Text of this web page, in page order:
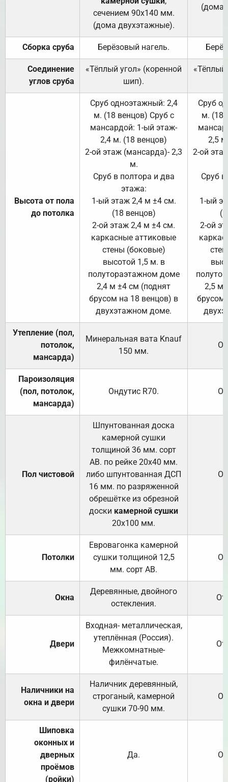
сечением 90х140 мм.
(дома двухэтажные).
(дома
Сборка сруба Берёзовый нагель.
Соединение
углов сруба
«Тёплый угол» (коренной
шип).
«Тёплый
Высота от пола
до потолка
Сруб одноэтажный: 2,4
м. (18 венцов) Сруб с
мансардой: 1-ый этаж-
2,4 м. (18 венцов)
2-ой этаж (мансарда)- 2,3
м.
Сруб в полтора и два
этажа:
1-ый этаж 2,4 м ±4 см.
(18 венцов)
2-ой этаж 2,4 м ±4 см.
каркасные аттиковые
стены (боковые)
высотой 1,5 м. в
полутораэтажном доме
2,4 м ±4 см (поднят
брусом на 18 венцов) в
двухэтажном доме.
Сруб
м. (18
2,5
2-ой
Сруб
1-ый
2-ой
2,5 м
брусом
Утепление (пол,
потолок,
мансарда)
Минеральная вата Knauf
150 мм.
Пароизоляция
(пол, потолок,
мансарда)
Ондутис R70.
Пол чистовой
Шпунтованная доска
камерной сушки
толщиной 36 мм. сорт
АВ. по рейке 20х40 мм.
либо шпунтованная ДСП
16 мм. по разряженной
обрешётке из обрезной
доски камерной сушки
20х100 мм.
Потолки
Евровагонка камерной
сушки толщиной 12,5
мм. сорт АВ.
Окна
Деревянные, двойного
остекления.
Двери
Входная- металлическая,
утеплённая (Россия).
Межкомнатные-
филёнчатые.
Наличники на
окна и двери
Наличник деревянный,
строганый, камерной
сушки 70-90 мм.
Шиповка
оконных и
дверных
проёмов
(ройки)
Да.